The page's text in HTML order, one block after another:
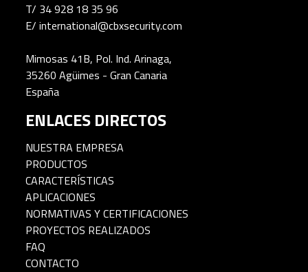
T/ 34 928 18 35 96
E/international@cbxsecurity.com
Mimosas 41B, Pol. Ind. Arinaga,
35260 Agüimes - Gran Canaria
España
ENLACES DIRECTOS
NUESTRA EMPRESA
PRODUCTOS
CARACTERÍSTICAS
APLICACIONES
NORMATIVAS Y CERTIFICACIONES
PROYECTOS REALIZADOS
FAQ
CONTACTO